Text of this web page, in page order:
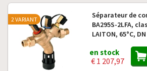
Séparateur de
BA295S-2LFA,
LAITON, 65°C,
en stock
€ 1 207,97
2 VARIANT